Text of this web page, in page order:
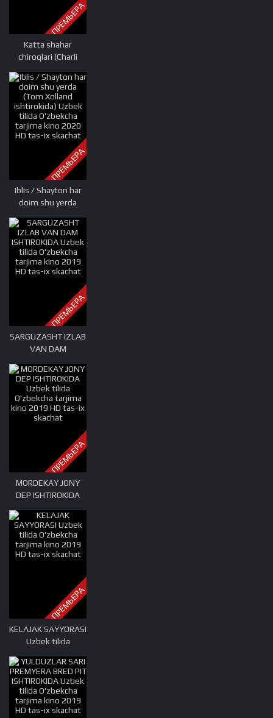
ПРЕМЬЕРА
Katta shahar
chiroqlari (Charli
Uzbek tilida
O'zbekcha tarjima
kino 1931 HD tas-ix
skachat
ПРЕМЬЕРА
Iblis / Shayton har
doim shu yerda
ishtirokida) Uzbek
tilida O'zbekcha
tarjima kino 2020
HD tas-ix skachat
ПРЕМЬЕРА
SARGUZASHT IZLAB
VAN DAM
tilida O'zbekcha
tarjima kino 2019
HD tas-ix skachat
ПРЕМЬЕРА
MORDEKAY JONY
DEP ISHTIROKIDA
O'zbekcha tarjima
kino 2019 HD tas-ix
skachat
ПРЕМЬЕРА
KELAJAK SAYYORASI
Uzbek tilida
kino 2019 HD tas-ix
skachat